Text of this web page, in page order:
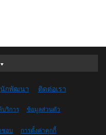
นักพัฒนา ติดต่อเรา
ริการ ข้อมูลส่วนตัว
ชอบ การตั้งค่าคุกกี้